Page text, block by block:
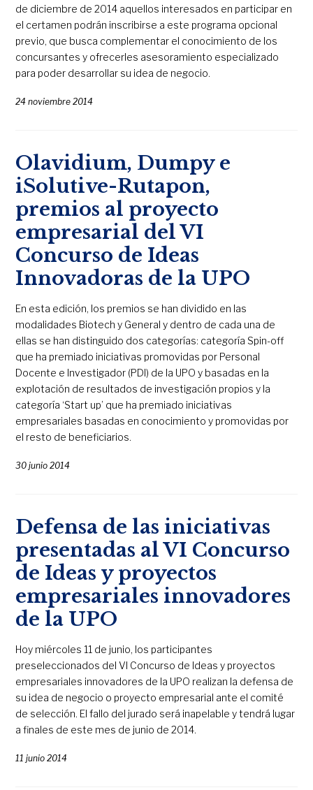
de diciembre de 2014 aquellos interesados en participar en
el certamen podrán inscribirse a este programa opcional
previo, que busca complementar el conocimiento de los
concursantes y ofrecerles asesoramiento especializado
para poder desarrollar su idea de negocio.
24 noviembre 2014
Olavidium, Dumpy e
iSolutive-Rutapon,
premios al proyecto
empresarial del VI
Concurso de Ideas
Innovadoras de la UPO
En esta edición, los premios se han dividido en las
modalidades Biotech y General y dentro de cada una de
ellas se han distinguido dos categorías: categoría Spin-off
que ha premiado iniciativas promovidas por Personal
Docente e Investigador (PDI) de la UPO y basadas en la
explotación de resultados de investigación propios y la
categoría ‘Start up’ que ha premiado iniciativas
empresariales basadas en conocimiento y promovidas por
el resto de beneficiarios.
30 junio 2014
Defensa de las iniciativas
presentadas al VI Concurso
de Ideas y proyectos
empresariales innovadores
de la UPO
Hoy miércoles 11 de junio, los participantes
preseleccionados del VI Concurso de Ideas y proyectos
empresariales innovadores de la UPO realizan la defensa de
su idea de negocio o proyecto empresarial ante el comité
de selección. El fallo del jurado será inapelable y tendrá lugar
a finales de este mes de junio de 2014.
11 junio 2014